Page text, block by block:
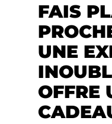
FAIS
UNE
OFFRE